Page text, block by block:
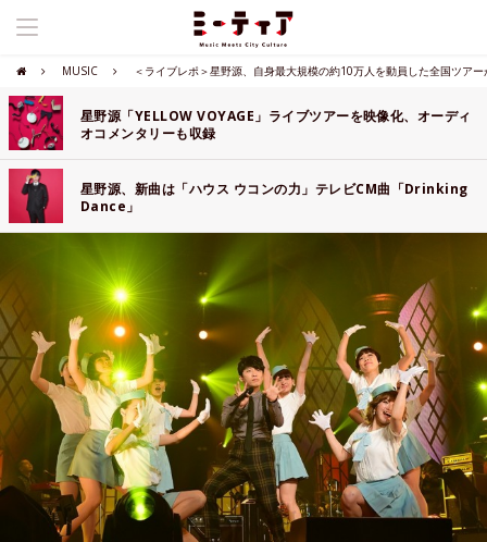
MUSIC ＜ライブレポ＞星野源、自身最大規模の約10万人を動員した全国ツア
星野源「YELLOW VOYAGE」ライブツアーを映像化、オーディ
オコメンタリーも収録
星野源、新曲は「ハウス ウコンの力」テレビCM曲「Drinking
Dance」